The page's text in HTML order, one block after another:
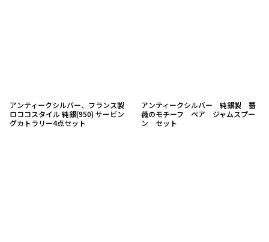
アンティークシルバー、フランス製
ロココスタイル 純銀(950) サービン
グカトラリー4点セット
アンティークシルバー 純銀製 薔
薇のモチーフ ペア ジャムスプー
ン セット